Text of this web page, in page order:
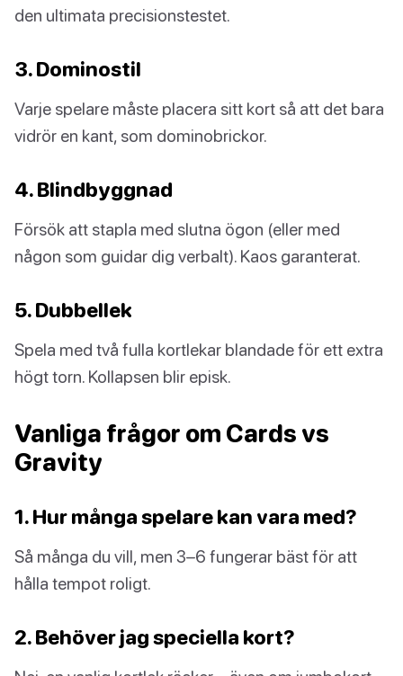
den ultimata precisionstestet.
3. Dominostil
Varje spelare måste placera sitt kort så att det bara
vidrör en kant, som dominobrickor.
4. Blindbyggnad
Försök att stapla med slutna ögon (eller med
någon som guidar dig verbalt). Kaos garanterat.
5. Dubbellek
Spela med två fulla kortlekar blandade för ett extra
högt torn. Kollapsen blir episk.
Vanliga frågor om Cards vs
Gravity
1. Hur många spelare kan vara med?
Så många du vill, men 3–6 fungerar bäst för att
hålla tempot roligt.
2. Behöver jag speciella kort?